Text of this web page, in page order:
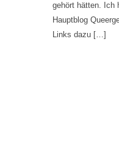
gehört hätten. Ich
Hauptblog
Links dazu […]